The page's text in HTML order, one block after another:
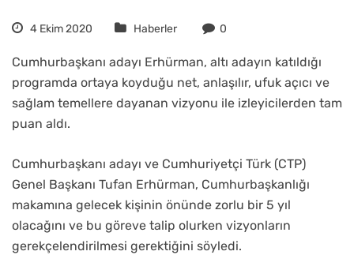
4 Ekim 2020 Haberler 0
Cumhurbaşkanı adayı Erhürman, altı adayın katıldığı
programda ortaya koyduğu net, anlaşılır, ufuk açıcı ve
sağlam temellere dayanan vizyonu ile izleyicilerden tam
puan aldı.
Cumhurbaşkanı adayı ve Cumhuriyetçi Türk (CTP)
Genel Başkanı Tufan Erhürman, Cumhurbaşkanlığı
makamına gelecek kişinin önünde zorlu bir 5 yıl
olacağını ve bu göreve talip olurken vizyonların
gerekçelendirilmesi gerektiğini söyledi.